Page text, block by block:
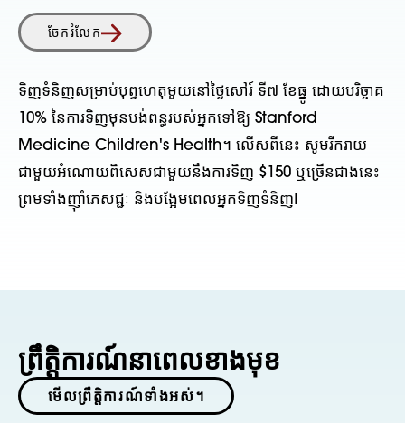
ចែករំលែក
ទិញទំនិញសម្រាប់បុព្វហេតុមួយនៅថ្ងៃសៅរ៍ ទី៧ ខែធ្នូ ដោយបរិច្ចាគ
10% នៃការទិញមុនបង់ពន្ធរបស់អ្នកទៅឱ្យ Stanford
Medicine Children's Health។ លើសពីនេះ សូមរីករាយ
ជាមួយអំណោយពិសេសជាមួយនឹងការទិញ $150 ឬច្រើនជាងនេះ
ព្រមទាំងញ៉ាំភេសជ្ជៈ និងបង្អែមពេលអ្នកទិញទំនិញ!
ព្រឹត្តិការណ៍នាពេលខាងមុខ
មើលព្រឹត្តិការណ៍ទាំងអស់។